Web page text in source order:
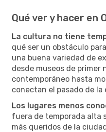
Qué ver y hacer en
La cultura no tiene
qué ser un obstáculo
una buena variedad de
desde museos de primer
contemporáneo hasta
conectan el pasado de
Los lugares menos
fuera de temporada alta
más queridos de la